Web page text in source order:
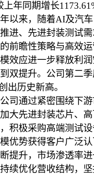
年同期增长
来，随着AI及汽车
进、先进封装测试
前瞻性策略与高效
效应进一步释放利
双提升。公司第二
出历史新高。
通过紧密围绕下游
大先进封装芯片、
积极采购高端测试
优势获得客户广泛
提升，市场渗透率
续优化营收结构，